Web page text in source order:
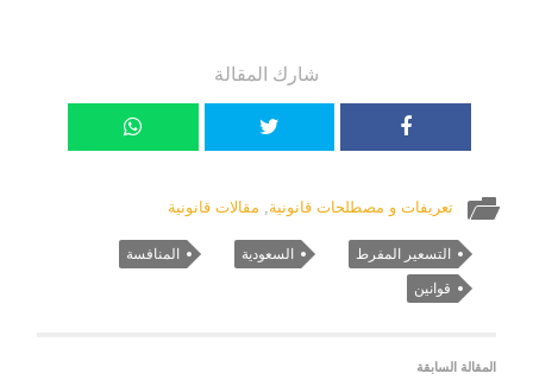
شارك المقالة
تعريفات و مصطلحات قانونية, مقالات قانونية
التسعير المفرط السعودية المنافسة
قوانين
المقالة السابقة